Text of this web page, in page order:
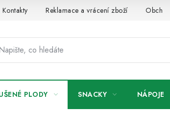
Kontakty Reklamace a vrácení zboží
PLODY SNACKY NÁPOJE